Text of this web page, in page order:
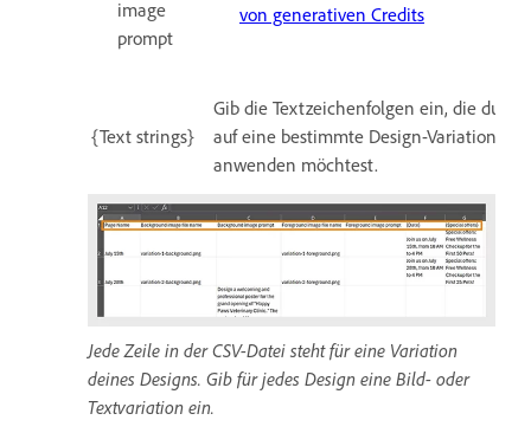
image
prompt
von generativen Credits
{Text strings}
Gib die Textzeichenfolgen ein, die du
auf eine bestimmte Design-Variation
anwenden möchtest.
Jede Zeile in der CSV-Datei steht für eine Variation
deines Designs. Gib für jedes Design eine Bild- oder
Textvariation ein.